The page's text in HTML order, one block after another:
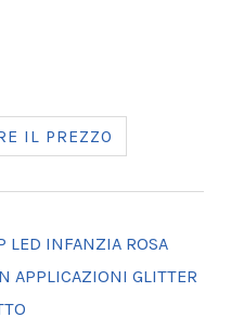
IL PREZZO
LED INFANZIA ROSA
APPLICAZIONI GLITTER